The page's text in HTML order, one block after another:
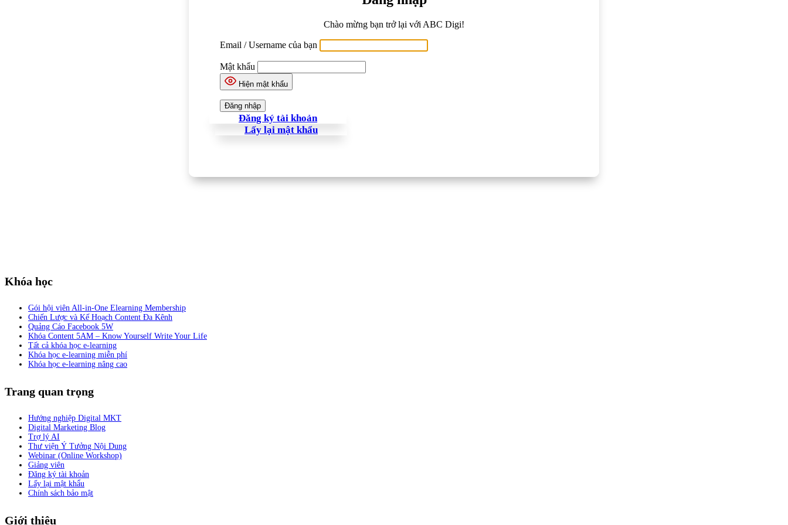
Chào mừng bạn trở lại với ABC Digi!
Email / Username của bạn
Mật khẩu
Hiện mật khẩu
Đăng ký tài khoản
Lấy lại mật khẩu
Khóa học
Gói hội viên All-in-One Elearning Membership
Chiến Lược và Kế Hoạch Content Đa Kênh
Quảng Cáo Facebook 5W
Khóa Content 5AM – Know Yourself Write Your Life
Tất cả khóa học e-learning
Khóa học e-learning miễn phí
Khóa học e-learning nâng cao
Trang quan trọng
Hướng nghiệp Digital MKT
Digital Marketing Blog
Trợ lý AI
Thư viện Ý Tưởng Nội Dung
Webinar (Online Workshop)
Giảng viên
Đăng ký tài khoản
Lấy lại mật khẩu
Chính sách bảo mật
Giới thiệu